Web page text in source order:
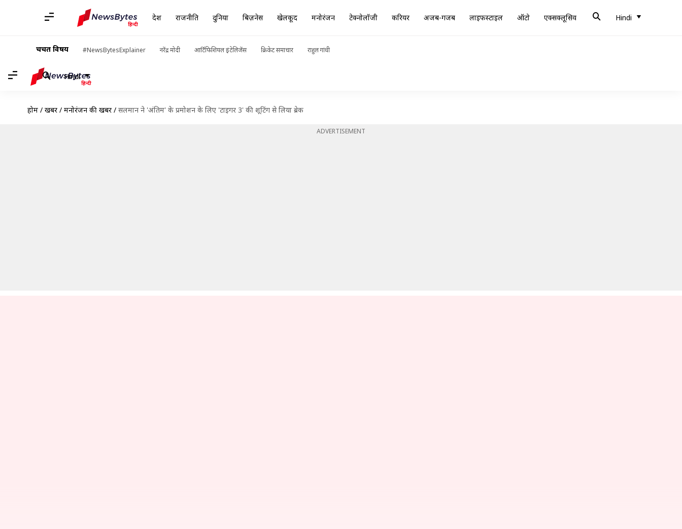
देश राजनीति दुनिया बिज़नेस खेलकूद मनोरंजन टेक्नोलॉजी करियर अजब-गजब लाइफस्टाइल ऑटो एक्सक्लूसिव Hindi
चर्चित विषय #NewsBytesExplainer नरेंद्र मोदी आर्टिफिशियल इंटेलिजेंस क्रिकेट समाचार राहुल गांधी
Hindi
होम / खबरें / मनोरंजन की खबरें / सलमान ने 'अंतिम' के प्रमोशन के लिए 'टाइगर 3' की शूटिंग से लिया ब्रेक
ADVERTISEMENT